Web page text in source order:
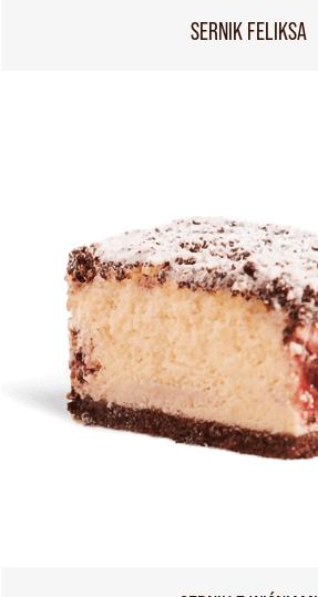
SERNIK FELIKSA